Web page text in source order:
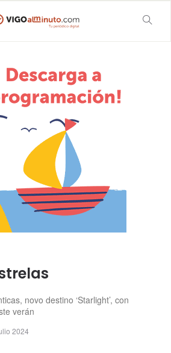
novo destino ‘Starlight’, con
verán
2024